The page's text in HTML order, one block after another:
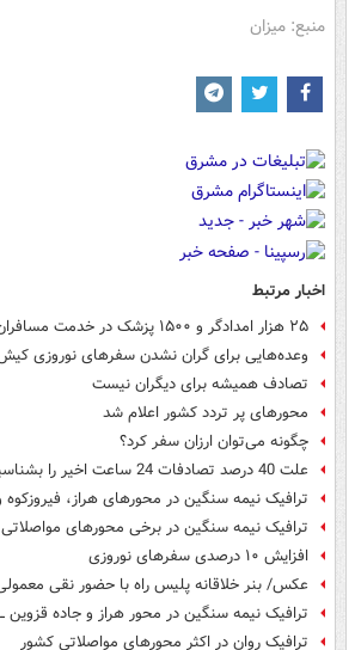
منبع: میزان
اخبار مرتبط
۲۵ هزار امدادگر و ۱۵۰۰ پزشک در خدمت مسافران نوروزی
وعده‌هایی برای گران نشدن سفرهای نوروزی
تصادف همیشه برای دیگران نیست
محورهای پر تردد کشور اعلام شد
چگونه می‌توان ارزان سفر کرد؟
علت 40 درصد تصادفات 24 ساعت اخیر را بشناسید
ترافیک نیمه سنگین در محورهای هراز،
ترافیک نیمه سنگین در برخی محورهای مواصلاتی
افزایش ۱۰ درصدی سفرهای نوروزی
عکس/ بنر خلاقانه پلیس راه با حضور نقی
ترافیک نیمه سنگین در محور هراز و جاده قزوین
ترافیک روان در اکثر محورهای مواصلاتی کشور